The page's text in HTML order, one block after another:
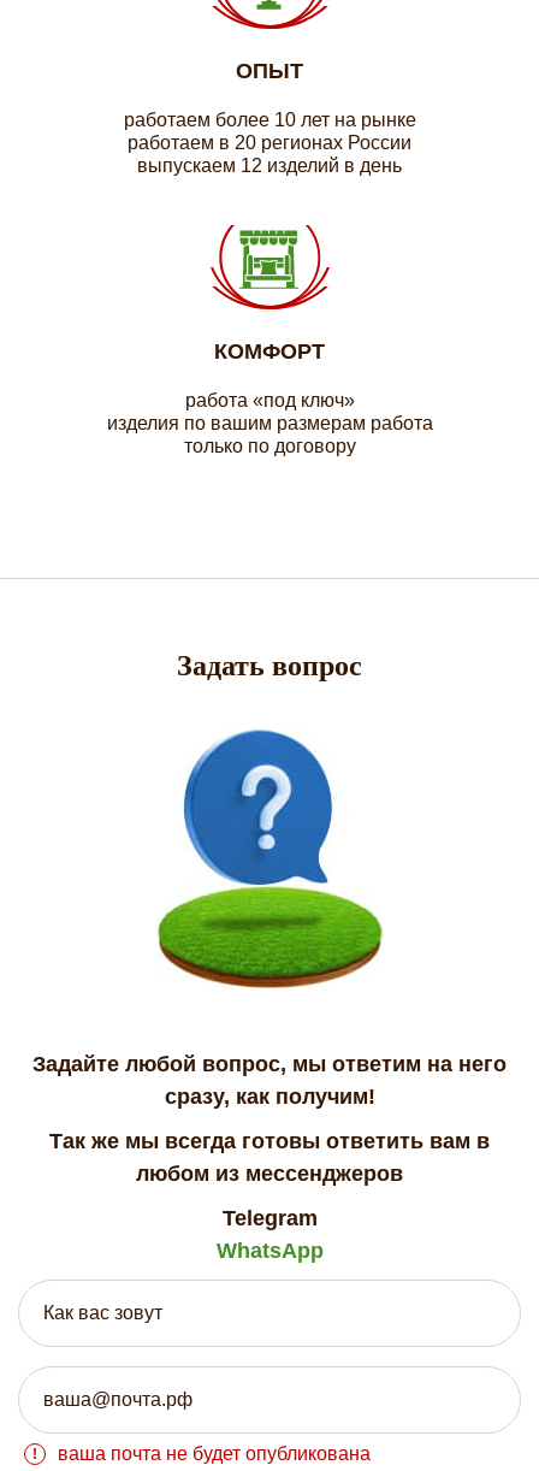
ОПЫТ
работаем более 10 лет на рынке
работаем в 20 регионах России
выпускаем 12 изделий в день
КОМФОРТ
работа «под ключ»
изделия по вашим размерам работа
только по договору
Задать вопрос
Задайте любой вопрос, мы ответим на него
сразу, как получим!
Так же мы всегда готовы ответить вам в
любом из мессенджеров
Telegram
WhatsApp
ваша почта не будет опубликована